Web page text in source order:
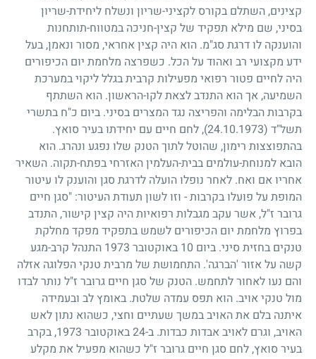
קצינים, השתלם בקורס לקציני-שריון ונשלח ליחידת-שריון
בסיני, שם מילא תפקיד של קצין-חניכה במטווח-תותחנות
והוענקה לו דרגת סג"מ. הוא היה קצין אחראי, מסור ונאמן, בעל
ידע מקצועי רב ואהוד על הכל. כשפרצה מלחמת יום הכיפורים
היה לחיים פטור רפואי מפעילות קרבית בגלל ליקוי במערכת
השמיעה, אך הוא התנדב לצאת לקו-הראשון. הוא השתתף
בקרבות הבלימה והפריצה נגד המצרים בסיני. ביום כ"ח בתשרי
תשל"ד (24.10.1973)
, לחם חיים עם יחידתו בעיר סואץ.
בהתפוצצות רימון, שהוטל לתוך הטנק שלו נפגע ונהרג. הוא
הובא למנוחת-עולמים בבית-העלמין האזרחי בפתח-תקוה. השאיר
אחריו אם ואח. לאחר נופלו הועלה לדרגת סגן והוענק לו עיטור
המופת על פועלו בקרבות- וזו לשון תעודת העיטור: "סגן חיים
גרובר ז"ל, אשר עקב מגבלות רפואיות היה קצין קישור, התנדב
בפרוץ מלחמת יום הכיפורים לשמש בתפקיד מפקד מחלקת
טנקים בחזית סיני. ביום 10 באוקטובר 1973 התנהל קרב-מגע
קשה על אזור 'הברגה'. התחמושת של מרבית טנקי הפלוגה אזלה
והם נעו לאחור לתחמש. הטנק של סגן חיים גרובר ז"ל נותר לבדו
מול טנקי אויב. הוא תפס עמדה שלטת. באומץ לב ובעמידה
איתנה בלם את האויב במשך שעתיים וחצי, כשהוא נתון לאש
האויב, וגרם לאויב אבדות כבדות. ב-24באוקטובר 1973, בקרב
בעיר סואץ, לחם סגן חיים גרובר ז"ל כשהוא מפעיל את מקלע